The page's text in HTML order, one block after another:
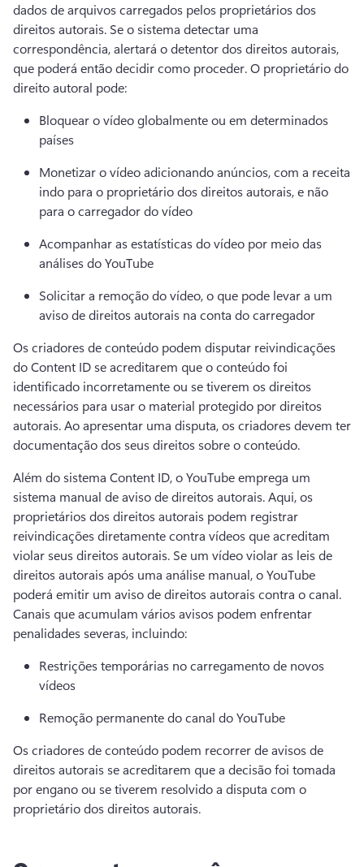
dados de arquivos carregados pelos proprietários dos
direitos autorais. Se o sistema detectar uma
correspondência, alertará o detentor dos direitos autorais,
que poderá então decidir como proceder. O proprietário do
direito autoral pode:
Bloquear o vídeo globalmente ou em determinados
países
Monetizar o vídeo adicionando anúncios, com a receita
indo para o proprietário dos direitos autorais, e não
para o carregador do vídeo
Acompanhar as estatísticas do vídeo por meio das
análises do YouTube
Solicitar a remoção do vídeo, o que pode levar a um
aviso de direitos autorais na conta do carregador
Os criadores de conteúdo podem disputar reivindicações
do Content ID se acreditarem que o conteúdo foi
identificado incorretamente ou se tiverem os direitos
necessários para usar o material protegido por direitos
autorais. Ao apresentar uma disputa, os criadores devem ter
documentação dos seus direitos sobre o conteúdo.
Além do sistema Content ID, o YouTube emprega um
sistema manual de aviso de direitos autorais. Aqui, os
proprietários dos direitos autorais podem registrar
reivindicações diretamente contra vídeos que acreditam
violar seus direitos autorais. Se um vídeo violar as leis de
direitos autorais após uma análise manual, o YouTube
Canais que acumulam vários avisos podem enfrentar
penalidades severas, incluindo:
Restrições temporárias no carregamento de novos
vídeos
Remoção permanente do canal do YouTube
Os criadores de conteúdo podem recorrer de avisos de
direitos autorais se acreditarem que a decisão foi tomada
por engano ou se tiverem resolvido a disputa com o
proprietário dos direitos autorais.